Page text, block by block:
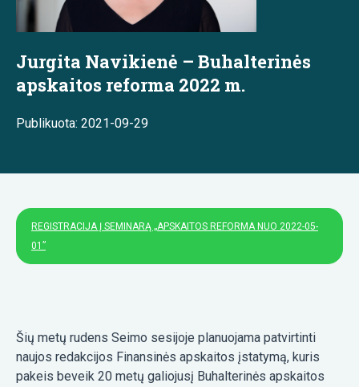
Jurgita Navikienė – Buhalterinės
apskaitos reforma 2022 m.
Publikuota: 2021-09-29
REGISTRACIJA Į SEMINARĄ „APSKAITOS REFORMA NUO 2022-05-
01”
Šių metų rudens Seimo sesijoje planuojama patvirtinti
naujos redakcijos Finansinės apskaitos įstatymą, kuris
pakeis beveik 20 metų galiojusį Buhalterinės apskaitos